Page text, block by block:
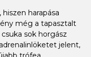
harapása
még a tapasztalt
sok horgász
jelent,